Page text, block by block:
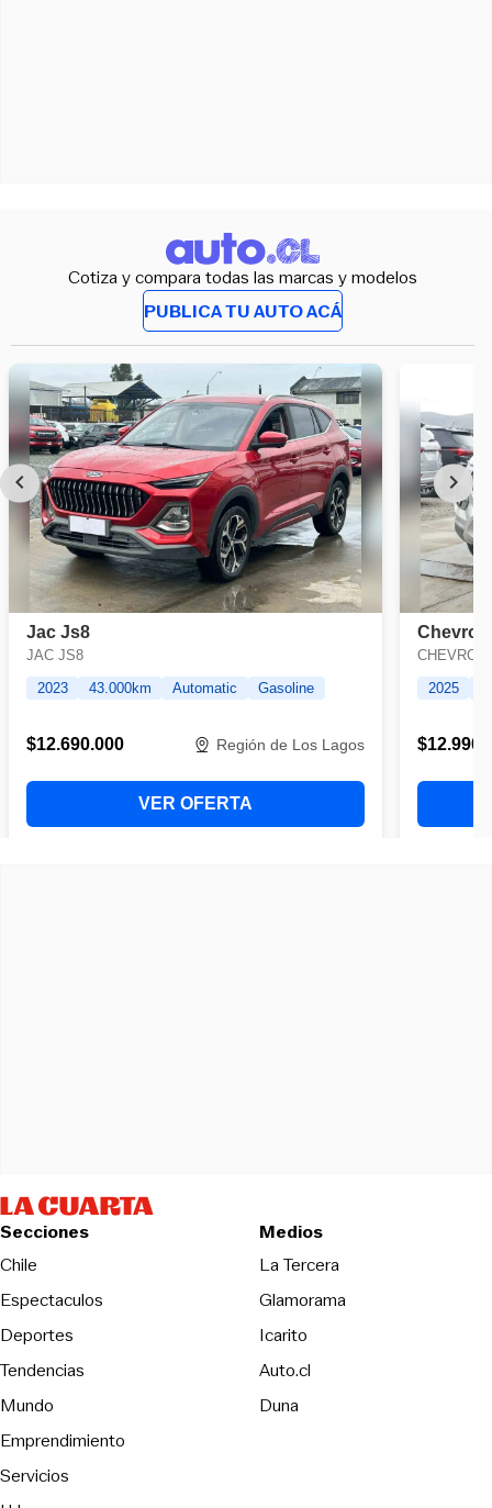
Cotiza y compara todas las marcas y modelos
PUBLICA TU AUTO ACÁ
Secciones
Chile
Espectaculos
Deportes
Tendencias
Mundo
Emprendimiento
Servicios
Medios
La TerceraOpens in new
Glamorama
Icarito
Auto.cl
DunaOpens in new window